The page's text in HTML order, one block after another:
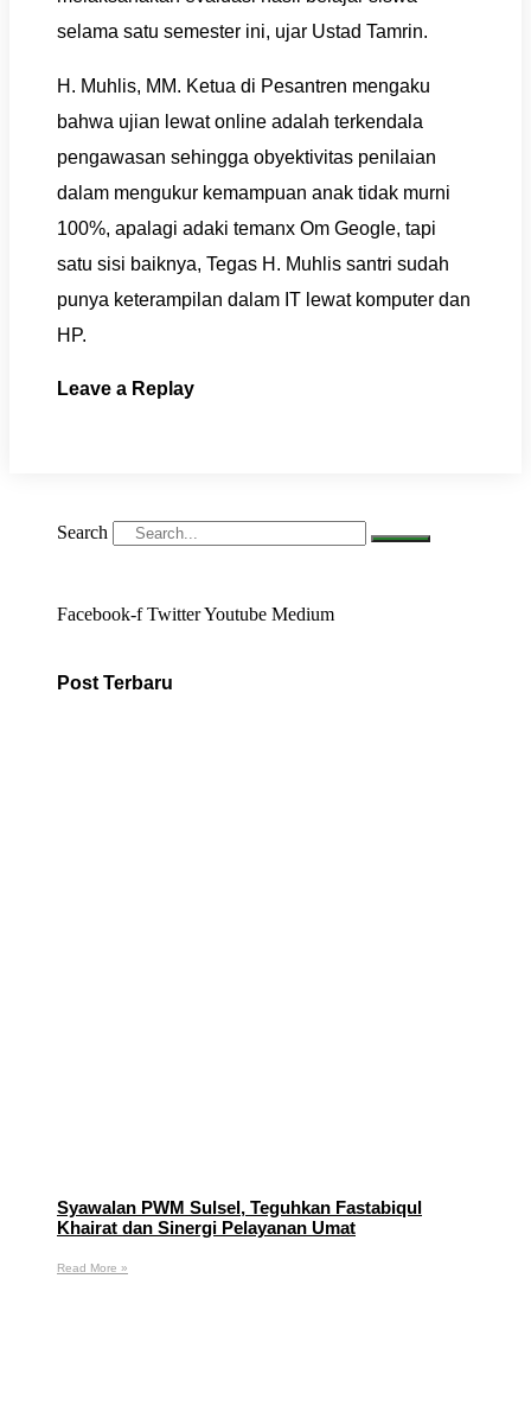
selama satu semester ini, ujar Ustad Tamrin.
H. Muhlis, MM. Ketua di Pesantren mengaku
bahwa ujian lewat online adalah terkendala
pengawasan sehingga obyektivitas penilaian
dalam mengukur kemampuan anak tidak murni
100%, apalagi adaki temanx Om Geogle, tapi
satu sisi baiknya, Tegas H. Muhlis santri sudah
punya keterampilan dalam IT lewat komputer dan
HP.
Leave a Replay
Search
Facebook-f TwitterYoutube Medium
Post Terbaru
Syawalan PWM Sulsel, Teguhkan Fastabiqul
Khairat dan Sinergi Pelayanan Umat
Read More »